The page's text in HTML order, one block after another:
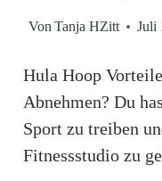
Von Tanja HZitt Juli
Hula Hoop
Abnehmen? Du
Sport zu treiben
Fitnessstudio zu